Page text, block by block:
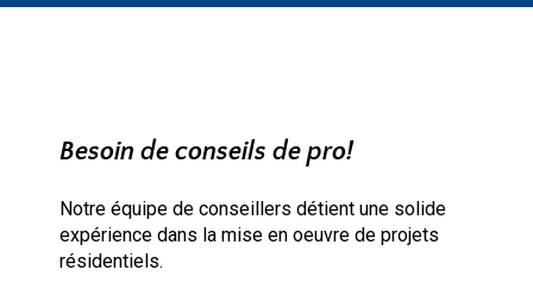
Besoin de conseils de pro!
Notre équipe de conseillers détient une solide
expérience dans la mise en oeuvre de projets
résidentiels.